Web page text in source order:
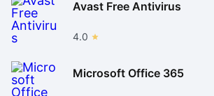
Avast Free Antivirus
4.0
Microsoft Office 365